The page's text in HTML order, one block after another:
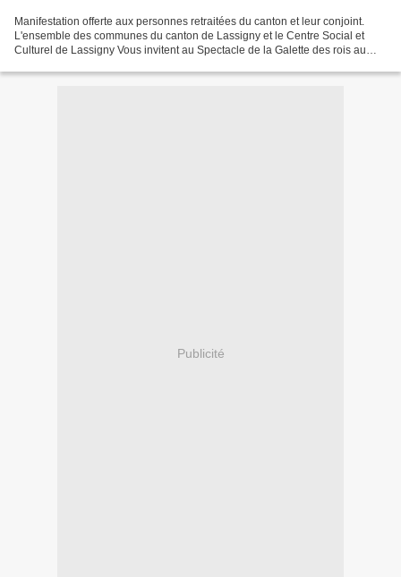
Manifestation offerte aux personnes retraitées du canton et leur conjoint.
L'ensemble des communes du canton de Lassigny et le Centre Social et
Culturel de Lassigny Vous invitent au Spectacle de la Galette des rois au
Publicité